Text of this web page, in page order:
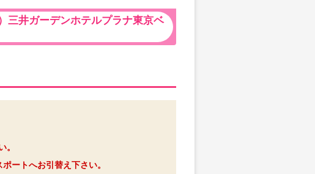
三井ガーデンホテルプラナ東京ベ
。
ートへお引替え下さい。